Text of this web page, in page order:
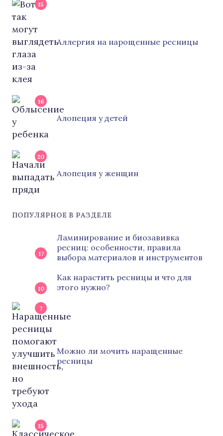
15
Аллергия на нарощенные ресницы
16
Алопеция у детей
20
Алопеция у женщин
ПОПУЛЯРНОЕ В РАЗДЕЛЕ
17
Ламинирование и биозавивка
ресниц: особенности, правила
выбора материалов и инструментов
10
Как нарастить ресницы и что для
этого нужно?
7
Можно ли мочить наращенные
ресницы
15